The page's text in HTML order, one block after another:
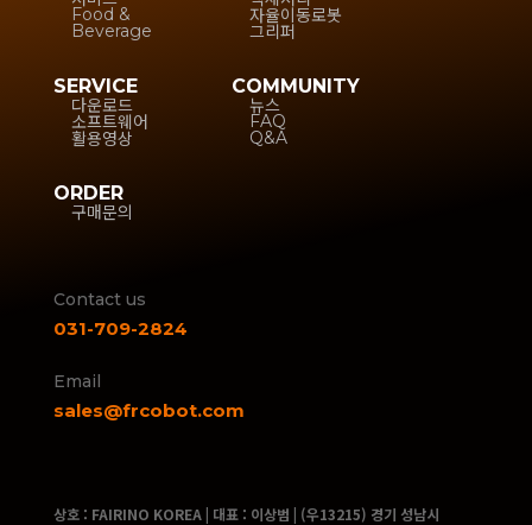
Food &
Beverage
자율이동로봇
그리퍼
SERVICE
다운로드
소프트웨어
활용영상
COMMUNITY
뉴스
FAQ
Q&A
ORDER
구매문의
Contact us
031-709-2824
Email
sales@frcobot.com
상호 : FAIRINO KOREA | 대표 : 이상범 | (우13215) 경기 성남시